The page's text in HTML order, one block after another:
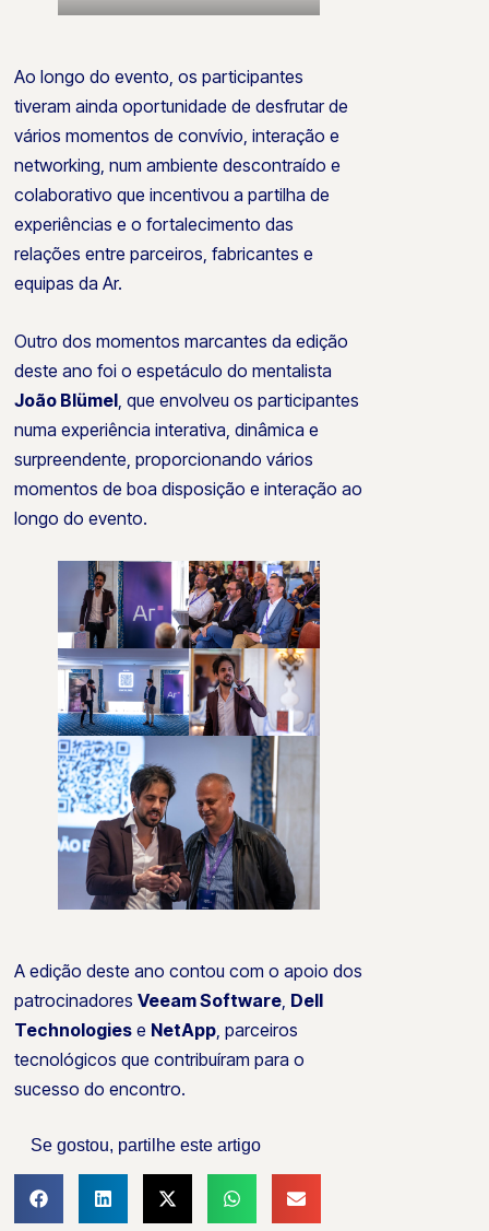
Ao longo do evento, os participantes
tiveram ainda oportunidade de desfrutar de
vários momentos de convívio, interação e
networking, num ambiente descontraído e
colaborativo que incentivou a partilha de
experiências e o fortalecimento das
relações entre parceiros, fabricantes e
equipas da Ar.
Outro dos momentos marcantes da edição
deste ano foi o espetáculo do mentalista
João Blümel , que envolveu os participantes
numa experiência interativa, dinâmica e
surpreendente, proporcionando vários
momentos de boa disposição e interação ao
longo do evento.
A edição deste ano contou com o apoio dos
patrocinadoresVeeam Software, Dell
Technologies e NetApp, parceiros
tecnológicos que contribuíram para o
sucesso do encontro.
Se gostou, partilhe este artigo